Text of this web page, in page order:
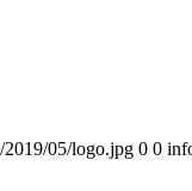
2019/05/logo.jpg 0 0